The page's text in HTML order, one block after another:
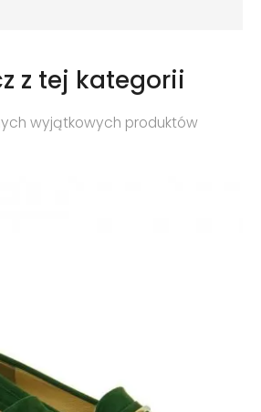
z tej kategorii
wyjątkowych produktów